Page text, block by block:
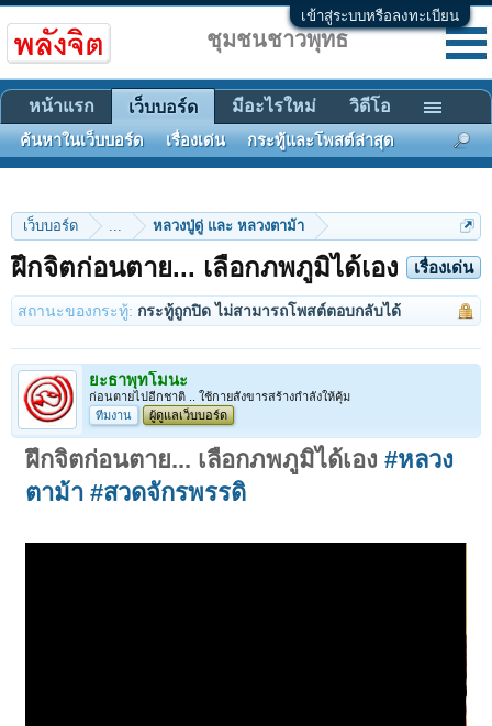
เข้าสู่ระบบหรือลงทะเบียน
เว็บบอร์ด ... หลวงปู่ดู่ และ หลวงตาม้า
เรื่องเด่น
ฝึกจิตก่อนตาย... เลือกภพภูมิได้เอง
สถานะของกระทู้: กระทู้ถูกปิด ไม่สามารถโพสต์ตอบกลับได้
ยะธาพุทโมนะ
ก่อนตายไปอีกชาติ .. ใช้กายสังขารสร้างกำลังให้คุ้ม
ทีมงาน
ผู้ดูแลเว็บบอร์ด
ฝึกจิตก่อนตาย... เลือกภพภูมิได้เอง#หลวง
ตาม้า #สวดจักรพรรดิ
ชุมชนชาวพุทธ
หน้าแรก เว็บบอร์ด
ค้นหาในเว็บบอร์ด เรื่องเด่น กระทู้และโพสต์ล่าสุด
มีอะไรใหม่ วิดีโอ